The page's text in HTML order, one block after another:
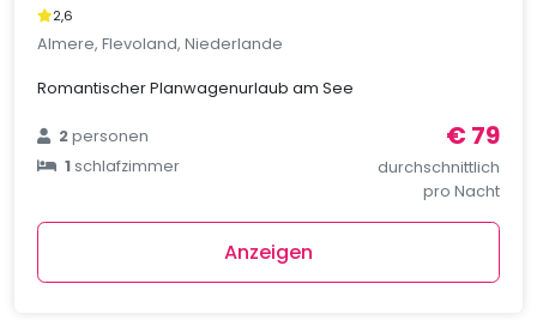
2,6
Almere, Flevoland, Niederlande
Romantischer Planwagenurlaub am See
2personen
1schlafzimmer
€ 79
durchschnittlich
pro Nacht
Anzeigen